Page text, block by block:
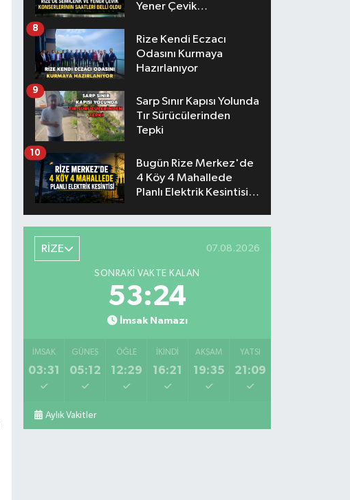
Yener Çevik
Belli Oldu
Rize Kendi Eczacı
Odasını Kurmaya
Hazırlanıyor
8
Sarp Sınır Kapısı Yolunda
Tır Sürücülerinden
Tepki
9
Bugün Rize Merkez'de
4 Köy 4 Mahallede
Planlı Elektrik Kesintisi
10
RİZE 07.08.2026
SONRAKI VAKTE KALAN
53:23
İmsak Namazı
İMSAK
03:31
GÜNEŞ
05:12
ÖĞLE
12:29
İKINDI
16:21
AKŞAM
19:35
YATSI
21:09
Aylık Vakitler